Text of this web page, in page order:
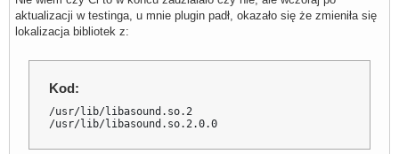
aktualizacji w testinga, u mnie plugin padł, okazało się że zmieniła się
lokalizacja bibliotek z:
Kod:
/usr/lib/libasound.so.2
/usr/lib/libasound.so.2.0.0